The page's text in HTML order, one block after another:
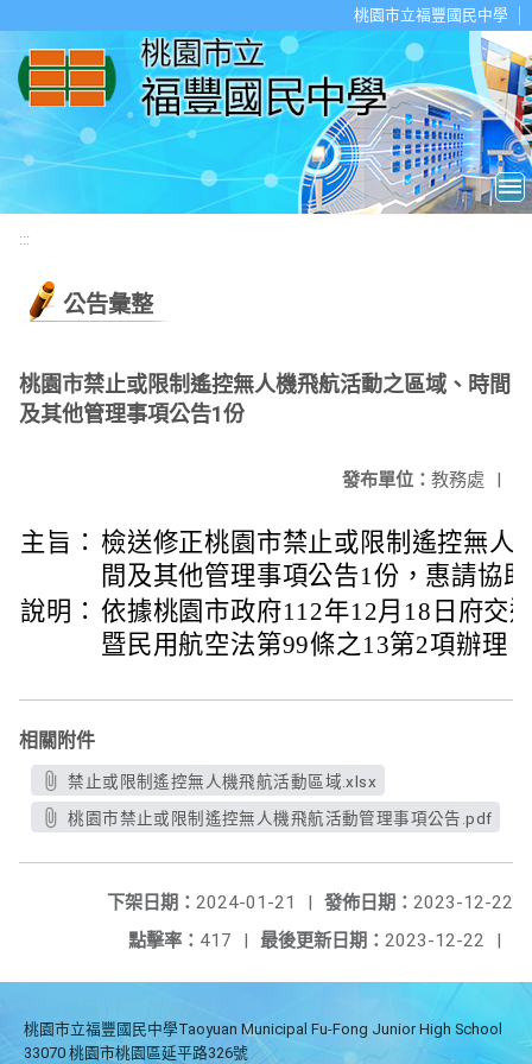
桃園市立福豐國民中學
:::
公告彙整
桃園市禁止或限制遙控無人機飛航活動之區域、時間
及其他管理事項公告1份
發布單位： 教務處 |
主旨： 檢送修正桃園市禁止或限制遙控無人
間及其他管理事項公告1份，惠請協
說明： 依據桃園市政府112年12月18日府交
暨民用航空法第99條之13第2項辦理
相關附件
禁止或限制遙控無人機飛航活動區域.xlsx
桃園市禁止或限制遙控無人機飛航活動管理事項公告.pdf
發佈日期： 2023-12-22
下架日期： 2024-01-21
|
最後更新日期： 2023-12-22 |
點擊率： 417 |
桃園市立福豐國民中學Taoyuan Municipal Fu-Fong Junior High School
33070 桃園市桃園區延平路326號